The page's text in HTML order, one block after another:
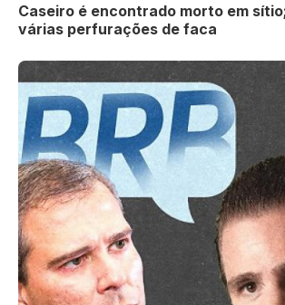
Caseiro é encontrado morto em
várias perfurações de faca